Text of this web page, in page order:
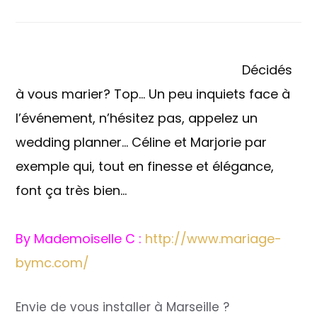
Décidés
à vous marier? Top… Un peu inquiets face à
l’événement, n’hésitez pas, appelez un
wedding planner… Céline et Marjorie par
exemple qui, tout en finesse et élégance,
font ça très bien…
By Mademoiselle C : http://www.mariage-
bymc.com/
Envie de vous installer à Marseille ?